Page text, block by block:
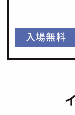
入場無料